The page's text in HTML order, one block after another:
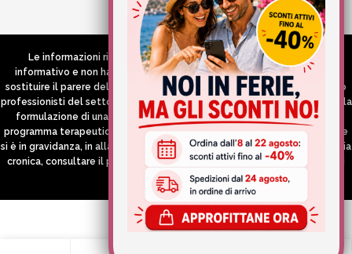
Credits:Aries comunica
Le informazioni riportate nel Sito hanno esclusivamente scopo
informativo e non hanno in alcun modo né la pretesa né l’obiettivo di
sostituire il parere del medico e/o specialista, di altri operatori sanitari o
professionisti del settore che devono in ogni caso essere contattati per la
formulazione di una diagnosi o l’indicazione di un eventuale corretto
programma terapeutico e/o dietetico e/o di integrazione alimentare. Se
si è in gravidanza, in allattamento o si stanno assumendo farmaci in terapia
cronica, consultare il proprio medico curante prima di assumere qualsiasi
integratore.